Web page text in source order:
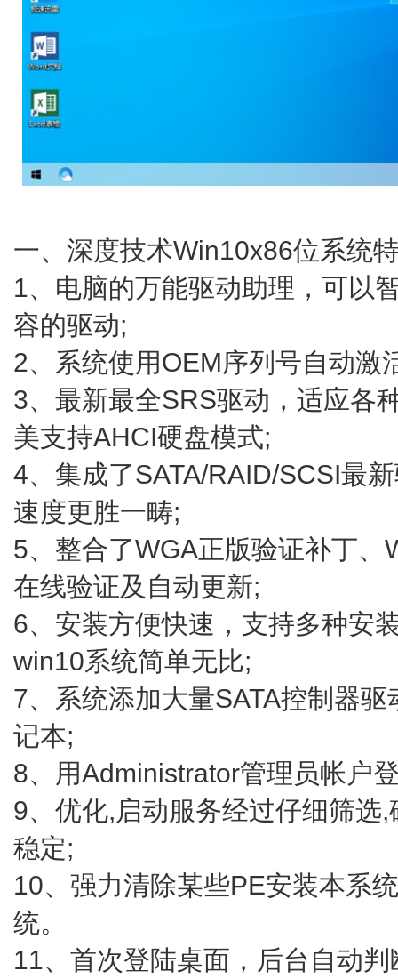
一、深度技术Win10x86位系统
1、电脑的万能驱动助理，可以
容的驱动;
2、系统使用OEM序列号自动激
3、最新最全SRS驱动，适应各
美支持AHCI硬盘模式;
4、集成了SATA/RAID/SCSI最
速度更胜一畴;
5、整合了WGA正版验证补丁
在线验证及自动更新;
6、安装方便快速，支持多种安
win10系统简单无比;
7、系统添加大量SATA控制器
记本;
8、用Administrator管理员帐户
9、优化,启动服务经过仔细筛选
稳定;
10、强力清除某些PE安装本系
统。
11、首次登陆桌面，后台自动